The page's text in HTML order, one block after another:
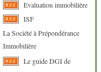
Evaluation immobilière
ISF
La Société à Prépondérance
Immobilière
Le guide DGI de